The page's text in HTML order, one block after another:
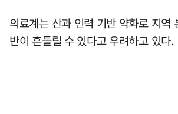
의료계는 산과 인력 기반 약화로 지역
반이 흔들릴 수 있다고 우려하고 있다.